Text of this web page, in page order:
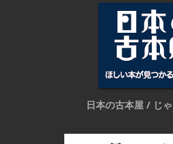
日本の古本屋 / じ